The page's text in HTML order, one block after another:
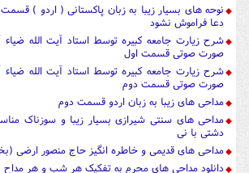
نوحه های بسیار زیبا به زبان پاکستانی ( اردو )
دعا فراموش نشود
صورت صوتی قسمت اول
صورت صوتی قسمت دوم
مداحی های زیبا به زبان اردو قسمت دوم
مداحی های سنتی شیرازی بسیار زیبا و سوزناک
دشتی با نی
مداحی های قدیمی و خاطره انگیز حاج منصور ارضی
دانلود مداحی های محرم به تفکیک هر شب و هر مداح